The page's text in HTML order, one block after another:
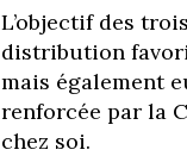
L’objectif des
distribution
mais également
renforcée par la
chez soi.